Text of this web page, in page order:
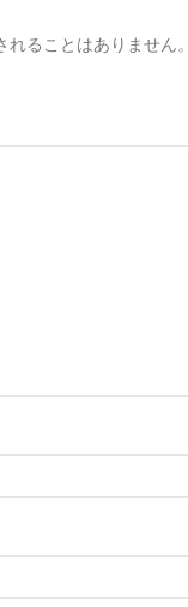
ることはありません。